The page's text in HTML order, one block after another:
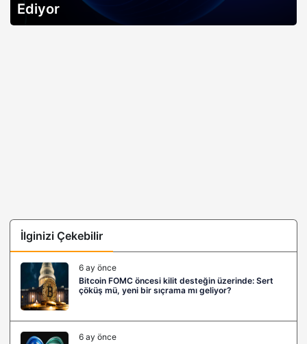
Ediyor
İlginizi Çekebilir
6 ay önce
Bitcoin FOMC öncesi kilit desteğin üzerinde: Sert
çöküş mü, yeni bir sıçrama mı geliyor?
6 ay önce